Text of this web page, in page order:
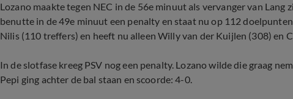
Lozano maakte tegen NEC in de 56e minuut als vervanger van Lang
benutte in de 49e minuut een penalty en staat nu op 112
Nilis (110 treffers) en heeft nu alleen Willy van der Kuijlen (308) en
In de slotfase kreeg PSV nog een penalty. Lozano wilde die graag
Pepi ging achter de bal staan en scoorde: 4-0.